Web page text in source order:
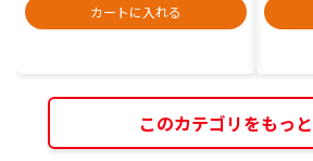
カートに入れる
このカテゴリをもっ